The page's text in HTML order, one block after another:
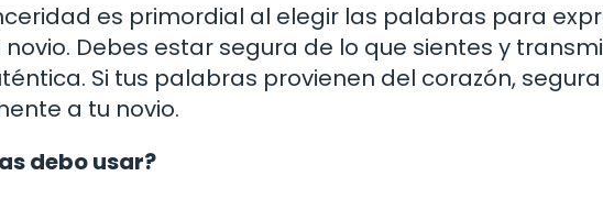
es primordial al elegir las palabras para
Debes estar segura de lo que sientes y
Si tus palabras provienen del corazón,
a tu novio.
debo usar?